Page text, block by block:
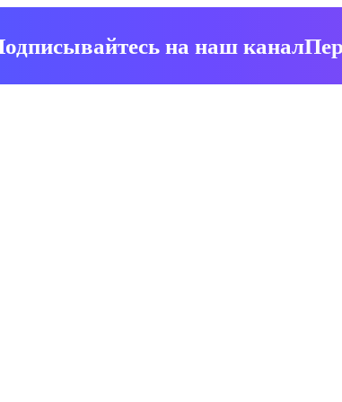
на наш канал